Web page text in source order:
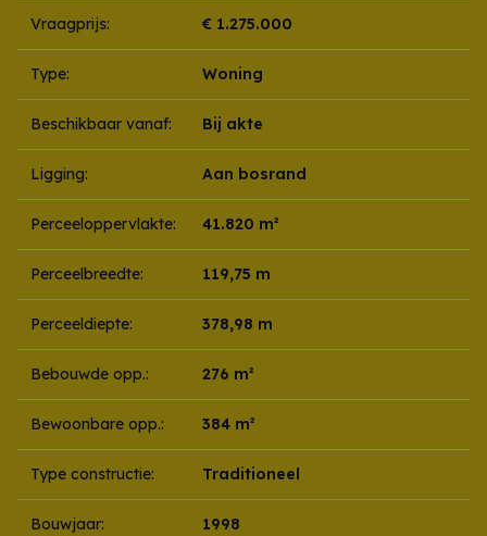
Vraagprijs: € 1.275.000
Type: Woning
Beschikbaar vanaf: Bij akte
Ligging: Aan bosrand
Perceeloppervlakte: 41.820 m²
Perceelbreedte: 119,75 m
Perceeldiepte: 378,98 m
Bebouwde opp.: 276 m²
Bewoonbare opp.: 384 m²
Type constructie: Traditioneel
Bouwjaar: 1998